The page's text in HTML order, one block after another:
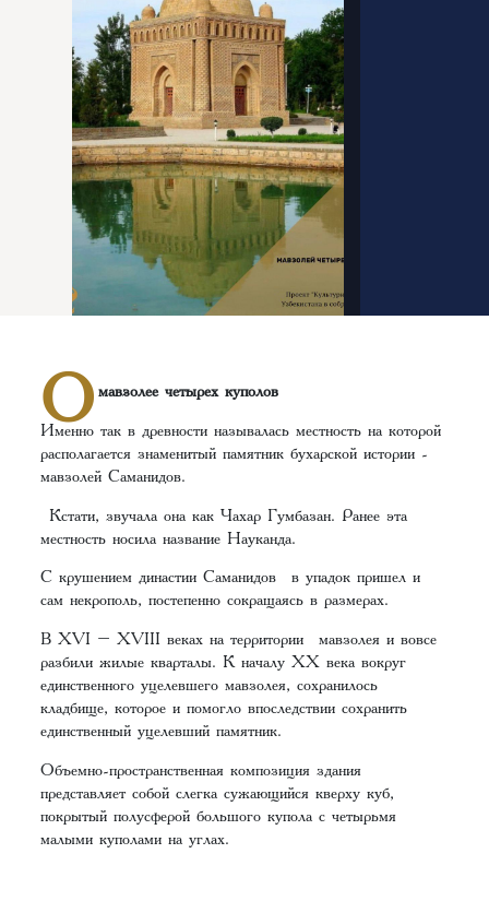
О мавзолее четырех куполов
Именно так в древности называлась местность на которой
располагается знаменитый памятник бухарской истории -
мавзолей Саманидов.
Кстати, звучала она как Чахар Гумбазан. Ранее эта
местность носила название Науканда.
С крушением династии Саманидов в упадок пришел и
сам некрополь, постепенно сокращаясь в размерах.
В XVI – XVIII веках на территории мавзолея и вовсе
разбили жилые кварталы. К началу ХХ века вокруг
единственного уцелевшего мавзолея, сохранилось
кладбище, которое и помогло впоследствии сохранить
единственный уцелевший памятник.
Объемно-пространственная композиция здания
представляет собой слегка сужающийся кверху куб,
покрытый полусферой большого купола с четырьмя
малыми куполами на углах.